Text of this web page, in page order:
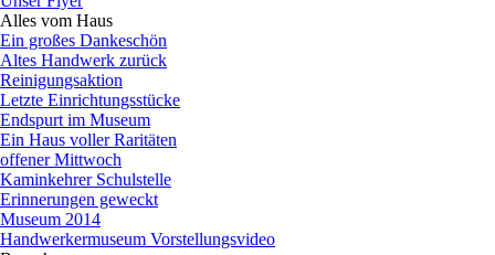
Alles vom Haus
Ein großes Dankeschön
Altes Handwerk zurück
Reinigungsaktion
Letzte Einrichtungsstücke
Endspurt im Museum
Ein Haus voller Raritäten
offener Mittwoch
Kaminkehrer Schulstelle
Erinnerungen geweckt
Museum 2014
Handwerkermuseum Vorstellungsvideo